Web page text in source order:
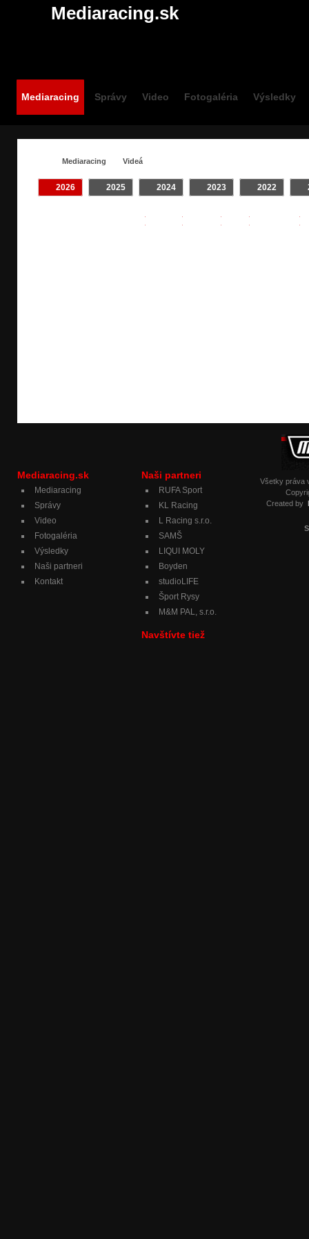
Mediaracing.sk
Mediaracing Správy Video Fotogaléria Výsledky
Mediaracing Videá
2026 2025 2024 2023 2022
Mediaracing.sk
Mediaracing
Správy
Video
Fotogaléria
Výsledky
Naši partneri
Kontakt
Všetky práva
Created by
Naši partneri
RUFA Sport
KL Racing
L Racing s.r.o.
SAMŠ
LIQUI MOLY
Boyden
studioLIFE
Šport Rysy
M&M PAL, s.r.o.
Navštívte tiež